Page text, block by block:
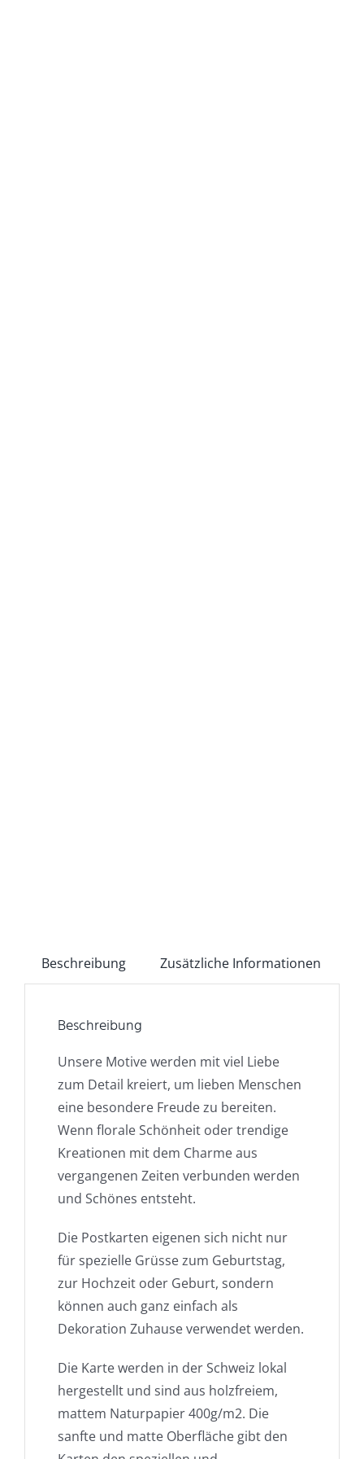
Beschreibung Zusätzliche Informationen
Beschreibung
Unsere Motive werden mit viel Liebe
zum Detail kreiert, um lieben Menschen
eine besondere Freude zu bereiten.
Wenn florale Schönheit oder trendige
Kreationen mit dem Charme aus
vergangenen Zeiten verbunden werden
und Schönes entsteht.
Die Postkarten eigenen sich nicht nur
für spezielle Grüsse zum Geburtstag,
zur Hochzeit oder Geburt, sondern
können auch ganz einfach als
Dekoration Zuhause verwendet werden.
Die Karte werden in der Schweiz lokal
hergestellt und sind aus holzfreiem,
mattem Naturpapier 400g/m2. Die
sanfte und matte Oberfläche gibt den